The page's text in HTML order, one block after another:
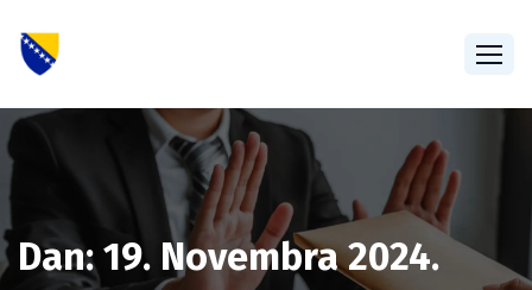
Dan:19. Novembra 2024.